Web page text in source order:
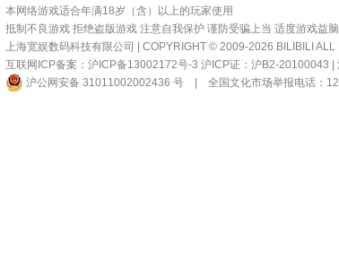
本网络游戏适合年满18岁（含）以上的玩家使用
抵制不良游戏 拒绝盗版游戏 注意自我保护 谨防受骗上当 适度游戏益
上海宽娱数码科技有限公司 | COPYRIGHT © 2009-2026 BILIBILI
互联网ICP备案： 沪ICP备13002172号-3 沪ICP证：沪B2-20100043
沪公网安备 31011002002436 号
全国文化市场举报电话：